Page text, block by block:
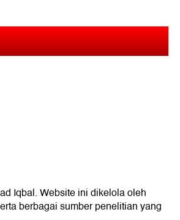
Iqbal. Website ini dikelola oleh
berbagai sumber penelitian yang